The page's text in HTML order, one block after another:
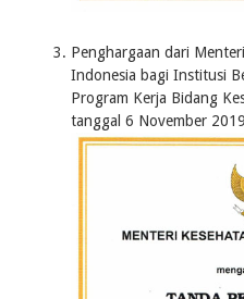
Penghargaan dari
Indonesia bagi Institusi
Program Kerja Bidang
tanggal 6 November 2019